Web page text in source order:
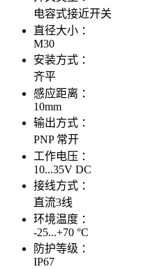
电容式接近开关
直径大小 ：
M30
安装方式 ：
齐平
感应距离 ：
10mm
输出方式 ：
PNP 常开
工作电压 ：
10...35V DC
接线方式 ：
直流3线
环境温度 ：
-25...+70 °C
防护等级 ：
IP67